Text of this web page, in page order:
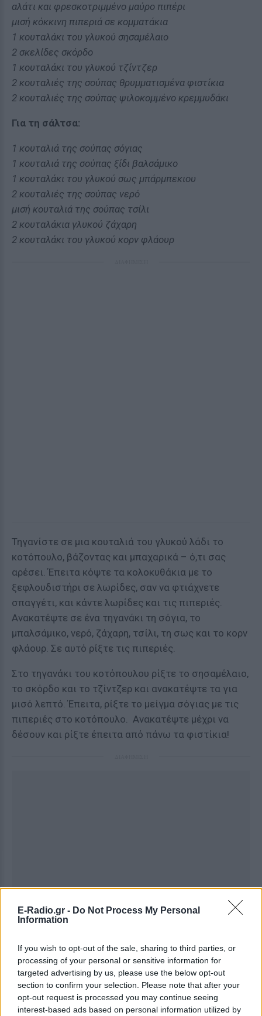
E-Radio.gr - Do Not Process My Personal
Information
If you wish to opt-out of the sale, sharing to third parties, or
processing of your personal or sensitive information for
targeted advertising by us, please use the below opt-out
section to confirm your selection. Please note that after your
opt-out request is processed you may continue seeing
interest-based ads based on personal information utilized by
αλάτι και φρεσκοτριμμένο μαύρο πιπέρι
μισή κόκκινη πιπεριά σε κομματάκια
1 κουταλάκι του γλυκού σησαμέλαιο
2 σκελίδες σκόρδο
1 κουταλάκι του γλυκού τζίντζερ
2 κουταλιές της σούπας θρυμματισμένα φιστίκια
2 κουταλιές της σούπας ψιλοκομμένο κρεμμυδάκι
Για τη σάλτσα:
1 κουταλιά της σούπας σόγιας
1 κουταλιά της σούπας ξίδι βαλσάμικο
1 κουταλάκι του γλυκού σως μπάρμπεκιου
2 κουταλιές της σούπας νερό
μισή κουταλιά της σούπας τσίλι
2 κουταλάκια γλυκού ζάχαρη
2 κουταλάκι του γλυκού κορν φλάουρ
Τηγανίστε σε μια κουταλιά του γλυκού λάδι το
κοτόπουλο, βάζοντας και μπαχαρικά – ό,τι σας
αρέσει. Έπειτα κόψτε τα κολοκυθάκια με το
ξεφλουδιστήρι σε λωρίδες, σαν να φτιάχνετε
σπαγγέτι, και κάντε λωρίδες και τις πιπεριές.
Ανακατέψτε σε ένα τηγανάκι τη σόγια, το
μπαλσάμικο, νερό, ζάχαρη, τσίλι, τη σως και το κορν
φλάουρ. Σε αυτό ρίξτε τις πιπεριές.
Στο τηγανάκι του κοτόπουλου ρίξτε το σησαμέλαιο,
το σκόρδο και το τζίντζερ και ανακατέψτε τα για
μισό λεπτό. Έπειτα, ρίξτε το μείγμα σόγιας με τις
πιπεριές στο κοτόπουλο. Ανακατέψτε μέχρι να
δέσουν και ρίξτε έπειτα από πάνω τα φιστίκια!